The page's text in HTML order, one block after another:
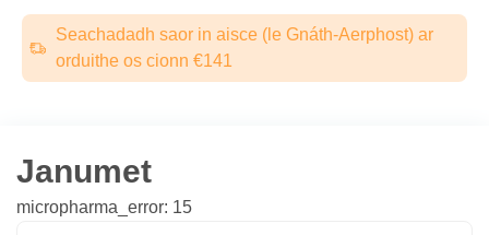
Seachadadh saor in aisce (le Gnáth-Aerphost) ar
orduithe os cionn €141
Janumet
micropharma_error: 15